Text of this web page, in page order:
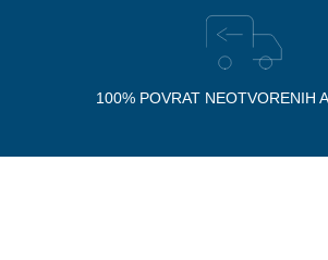
100% POVRAT NEOTVORENIH